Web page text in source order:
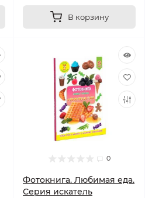
В корзину
0
Фотокнига. Любимая еда.
Серия искатель